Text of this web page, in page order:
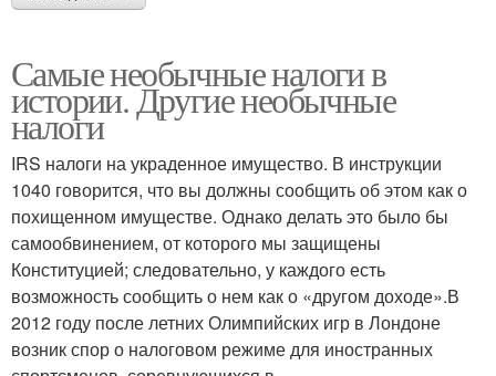
Самые необычные налоги в
истории. Другие необычные
налоги
IRS налоги на украденное имущество. В инструкции
1040 говорится, что вы должны сообщить об этом как о
похищенном имуществе. Однако делать это было бы
самообвинением, от которого мы защищены
Конституцией; следовательно, у каждого есть
возможность сообщить о нем как о «другом доходе».В
2012 году после летних Олимпийских игр в Лондоне
возник спор о налоговом режиме для иностранных